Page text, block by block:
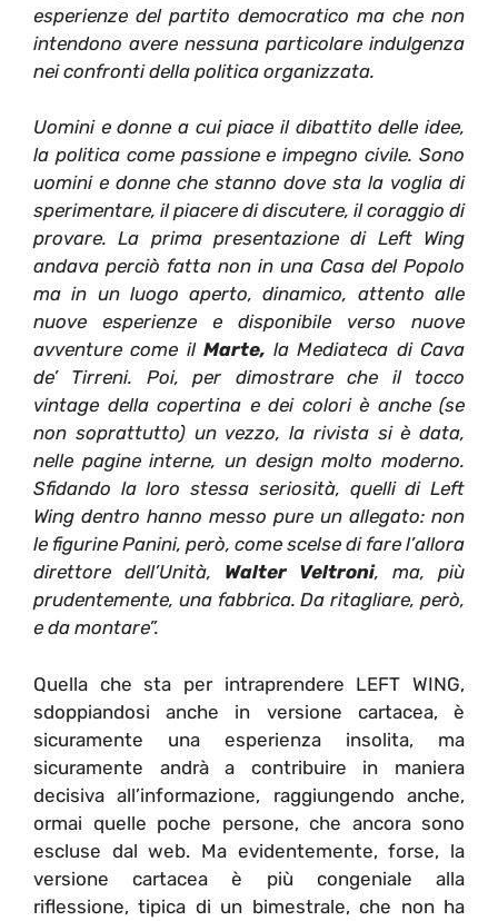
esperienze del partito democratico ma che non
intendono avere nessuna particolare indulgenza
nei confronti della politica organizzata.
Uomini e donne a cui piace il dibattito delle idee,
la politica come passione e impegno civile. Sono
uomini e donne che stanno dove sta la voglia di
sperimentare, il piacere di discutere, il coraggio di
provare. La prima presentazione di Left Wing
andava perciò fatta non in una Casa del Popolo
ma in un luogo aperto, dinamico, attento alle
nuove esperienze e disponibile verso nuove
avventure come il Marte, la Mediateca di Cava
de’ Tirreni. Poi, per dimostrare che il tocco
vintage della copertina e dei colori è anche (se
non soprattutto) un vezzo, la rivista si è data,
nelle pagine interne, un design molto moderno.
Sfidando la loro stessa seriosità, quelli di Left
Wing dentro hanno messo pure un allegato: non
le figurine Panini, però, come scelse di fare l’allora
direttore dell’Unità, Walter Veltroni, ma, più
prudentemente, una fabbrica. Da ritagliare, però,
e da montare”.
Quella che sta per intraprendere LEFT WING,
sdoppiandosi anche in versione cartacea, è
sicuramente una esperienza insolita, ma
sicuramente andrà a contribuire in maniera
decisiva all’informazione, raggiungendo anche,
ormai quelle poche persone, che ancora sono
escluse dal web. Ma evidentemente, forse, la
versione cartacea è più congeniale alla
riflessione, tipica di un bimestrale, che non ha